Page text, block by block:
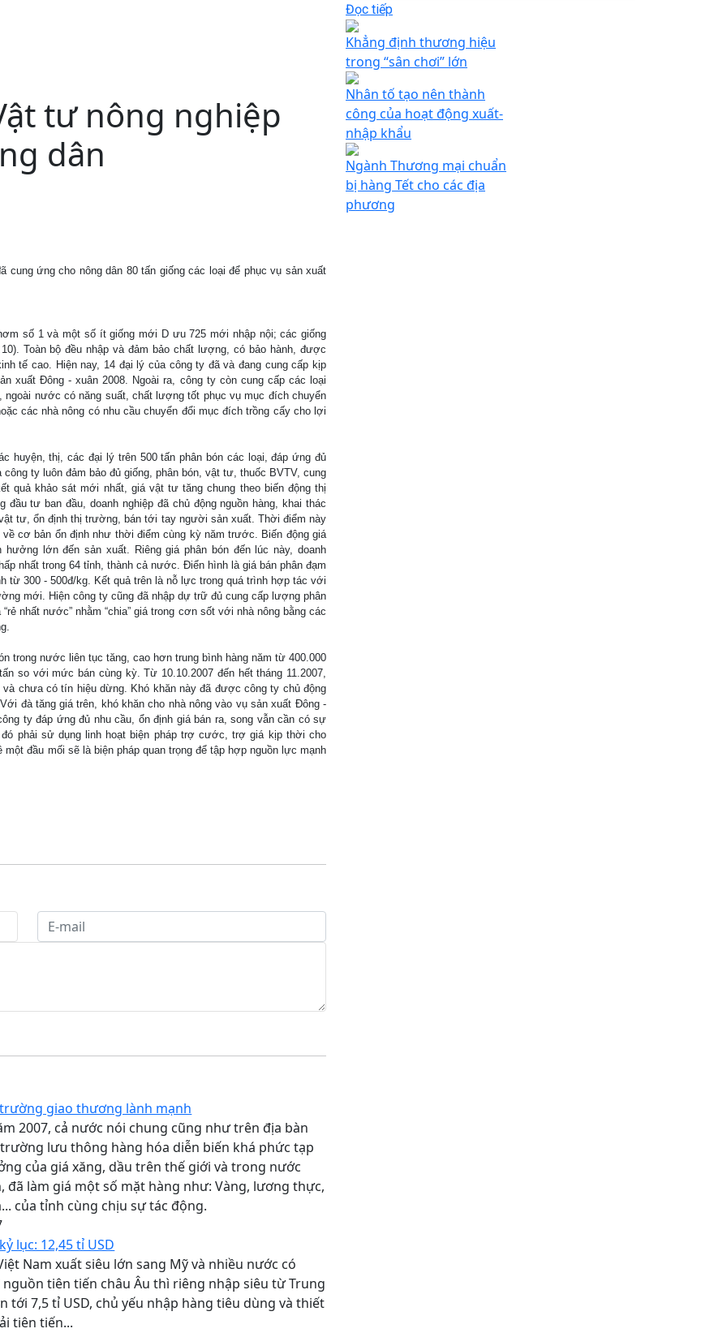
tư nông nghiệp
dân
cung ứng cho nông dân 80 tấn giống các loại để phục vụ sản xuất
số 1 và một số ít giống mới D ưu 725 mới nhập nội; các giống
Toàn bộ đều nhập và đảm bảo chất lượng, có bảo hành, được
tế cao. Hiện nay, 14 đại lý của công ty đã và đang cung cấp kịp
xuất Đông - xuân 2008. Ngoài ra, công ty còn cung cấp các loại
ngoài nước có năng suất, chất lượng tốt phục vụ mục đích chuyển
các nhà nông có nhu cầu chuyển đổi mục đích trồng cấy cho lợi
huyện, thị, các đại lý trên 500 tấn phân bón các loại, đáp ứng đủ
ty luôn đảm bảo đủ giống, phân bón, vật tư, thuốc BVTV, cung
quả khảo sát mới nhất, giá vật tư tăng chung theo biến động thị
tư ban đầu, doanh nghiệp đã chủ động nguồn hàng, khai thác
tư, ổn định thị trường, bán tới tay người sản xuất. Thời điểm này
cơ bản ổn định như thời điểm cùng kỳ năm trước. Biến động giá
lớn đến sản xuất. Riêng giá phân bón đến lúc này, doanh
nhất trong 64 tỉnh, thành cả nước. Điển hình là giá bán phân đạm
từ 300 - 500đ/kg. Kết quả trên là nỗ lực trong quá trình hợp tác với
mới. Hiện công ty cũng đã nhập dự trữ đủ cung cấp lượng phân
nhất nước” nhằm “chia” giá trong cơn sốt với nhà nông bằng các
trong nước liên tục tăng, cao hơn trung bình hàng năm từ 400.000
so với mức bán cùng kỳ. Từ 10.10.2007 đến hết tháng 11.2007,
chưa có tín hiệu dừng. Khó khăn này đã được công ty chủ động
đà tăng giá trên, khó khăn cho nhà nông vào vụ sản xuất Đông -
ty đáp ứng đủ nhu cầu, ổn định giá bán ra, song vẫn cần có sự
phải sử dụng linh hoạt biện pháp trợ cước, trợ giá kịp thời cho
đầu mối sẽ là biện pháp quan trọng để tập hợp nguồn lực mạnh
giao thương lành mạnh
2007, cả nước nói chung cũng như trên địa bàn
lưu thông hàng hóa diễn biến khá phức tạp
của giá xăng, dầu trên thế giới và trong nước
đã làm giá một số mặt hàng như: Vàng, lương thực,
của tỉnh cùng chịu sự tác động.
lục: 12,45 tỉ USD
Nam xuất siêu lớn sang Mỹ và nhiều nước có
tiên tiến châu Âu thì riêng nhập siêu từ Trung
tới 7,5 tỉ USD, chủ yếu nhập hàng tiêu dùng và thiết
tiên tiến...
Đọc tiếp
Khẳng định thương hiệu
trong “sân chơi” lớn
Nhân tố tạo nên thành
công của hoạt động xuất-
nhập khẩu
Ngành Thương mại chuẩn
bị hàng Tết cho các địa
phương